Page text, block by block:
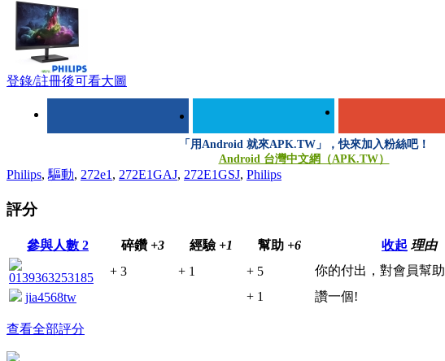
登錄/註冊後可看大圖
「用Android 就來APK.TW」，快來加入粉絲吧！
Android 台灣中文網（APK.TW）
Philips, 驅動, 272e1 , 272E1GAJ, 272E1GSJ, Philips
評分
參與人數 2 碎鑽 +3 經驗 +1 幫助 +6 收起 理由
0139363253185 + 3 + 1 + 5
你的付出，對會員幫
jia4568tw
+ 1 讚一個!
查看全部評分